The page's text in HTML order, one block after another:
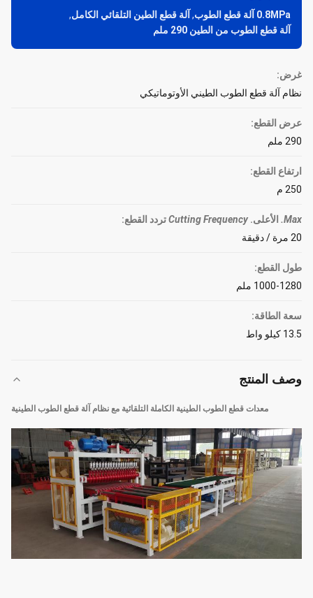
0.8MPa آلة قطع الطوب , آلة قطع الطين التلقائي الكامل,
آلة قطع الطوب من الطين 290 ملم
غرض:
نظام آلة قطع الطوب الطيني الأوتوماتيكي
عرض القطع:
290 ملم
ارتفاع القطع:
250 م
Max. الأعلى. Cutting Frequencyتردد القطع:
20 مرة / دقيقة
طول القطع:
1000-1280 ملم
سعة الطاقة:
13.5 كيلو واط
وصف المنتج
معدات قطع الطوب الطينية الكاملة التلقائية مع نظام آلة قطع الطوب الطينية